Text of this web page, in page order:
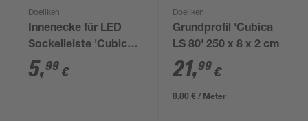
Doellken
Innenecke für LED
Sockelleiste 'Cubica
LS 80' anthrazit
5,99 €
Doellken
Grundprofil 'Cubica
LS 80' 250 x 8 x 2 cm
21,99 €
8,80 € / Meter